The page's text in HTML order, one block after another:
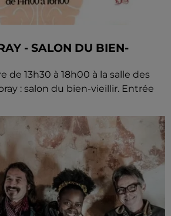
- SALON DU BIEN-
de 13h30 à 18h00 à la salle des
: salon du bien-vieillir. Entrée